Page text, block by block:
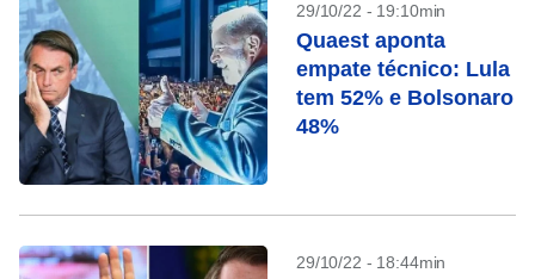
29/10/22 - 19:10min
Quaest aponta
empate técnico: Lula
tem 52% e Bolsonaro
48%
29/10/22 - 18:44min